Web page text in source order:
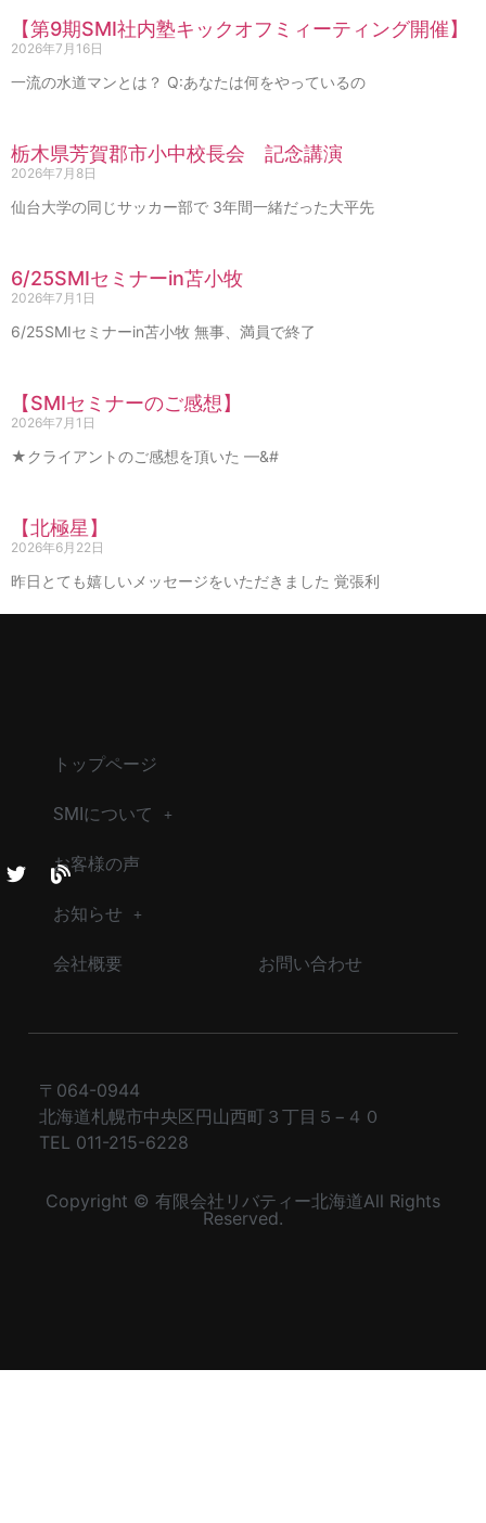
【第9期SMI社内塾キックオフミィーティング開催】
2026年7月16日
一流の水道マンとは？ Q:あなたは何をやっているの
栃木県芳賀郡市小中校長会 記念講演
2026年7月8日
仙台大学の同じサッカー部で 3年間一緒だった大平先
6/25SMIセミナーin苫小牧
2026年7月1日
6/25SMIセミナーin苫小牧 無事、満員で終了
【SMIセミナーのご感想】
2026年7月1日
★クライアントのご感想を頂いた —&#
【北極星】
2026年6月22日
昨日とても嬉しいメッセージをいただきました 覚張利
トップページ
SMIについて
お客様の声
お知らせ
会社概要 お問い合わせ
〒064-0944
北海道札幌市中央区円山西町３丁目５−４０
TEL 011-215-6228
Copyright © 有限会社リバティー北海道All Rights
Reserved.